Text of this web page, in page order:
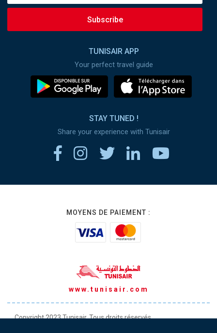
Subscribe
TUNISAIR APP
Your perfect travel guide
STAY TUNED !
Share your experience with Tunisair
MOYENS DE PAIEMENT :
www.tunisair.com
Copyright 2023 Tunisair. Tous droits réservés